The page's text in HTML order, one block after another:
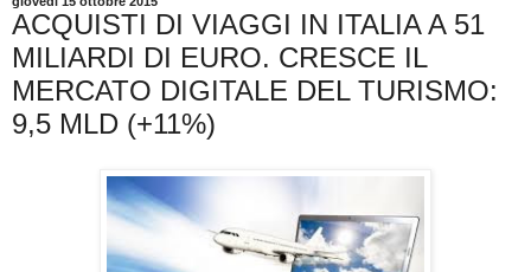
ACQUISTI DI VIAGGI IN ITALIA A 51
MILIARDI DI EURO. CRESCE IL
MERCATO DIGITALE DEL TURISMO:
9,5 MLD (+11%)